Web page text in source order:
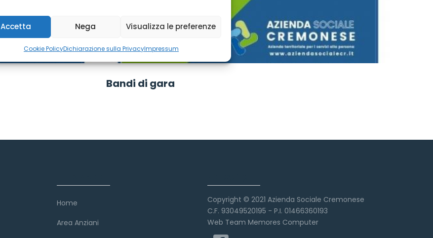
Accetta Nega Visualizza le preferenze
Cookie PolicyDichiarazione sulla PrivacyImpressum
Bandi di gara
Home
Area Anziani
Copyright © 2021 Azienda Sociale Cremonese
C.F. 93049520195 - P.I. 01466360193
Web Team Memores Computer